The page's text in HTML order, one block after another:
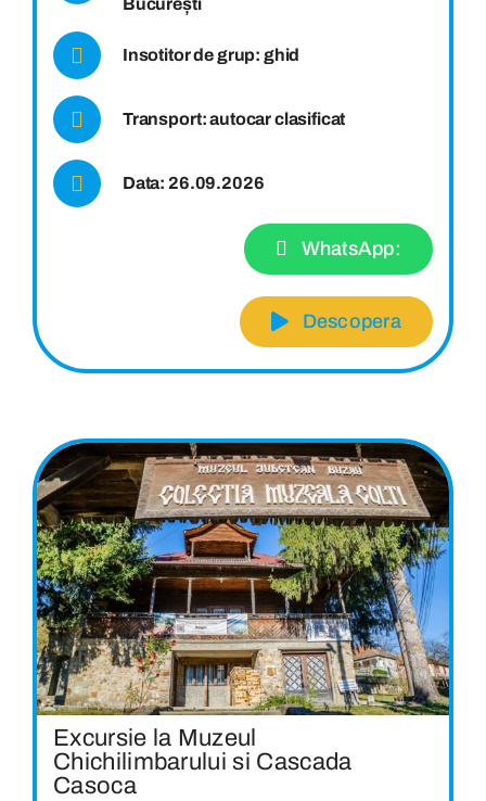
Insotitor de grup: ghid
Transport: autocar clasificat
Data: 26.09.2026
WhatsApp:
Descopera
Excursie la Muzeul
Chichilimbarului si Cascada
Casoca